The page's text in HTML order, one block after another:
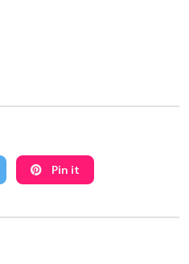
Pin it